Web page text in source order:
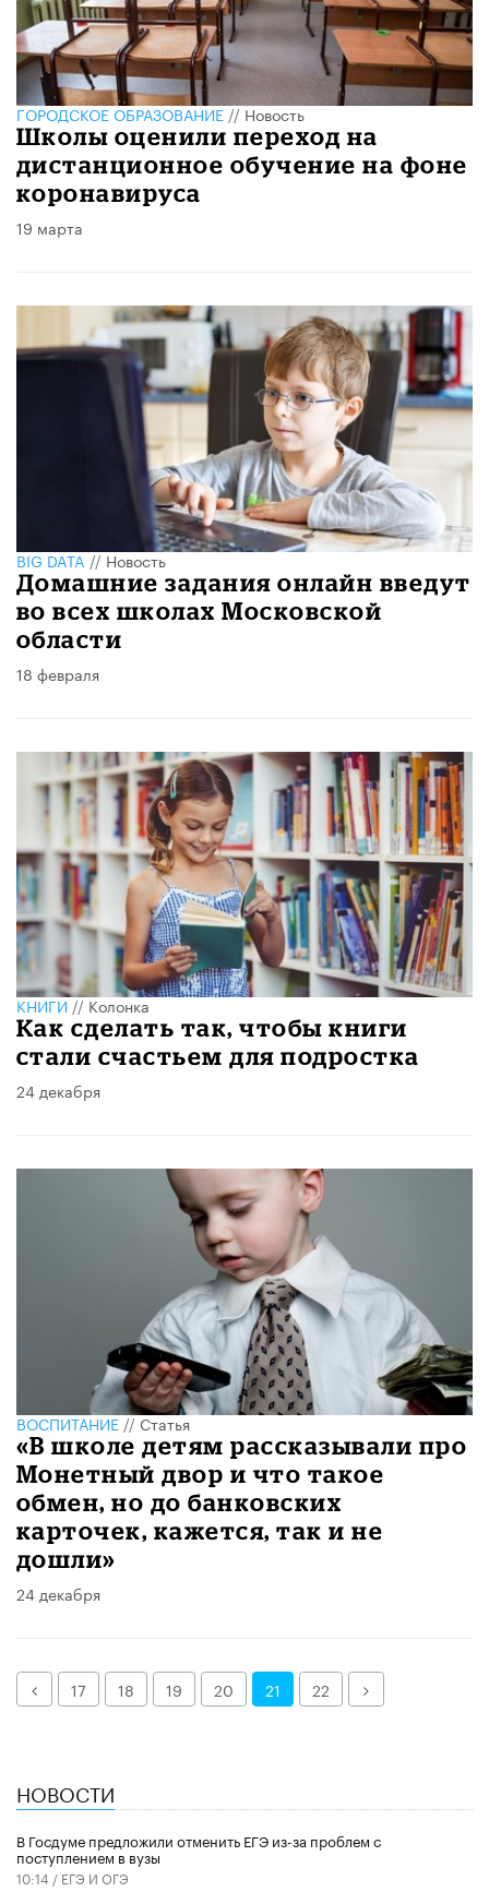
ГОРОДСКОЕ ОБРАЗОВАНИЕ//Новость
Школы оценили переход на
дистанционное обучение на фоне
коронавируса
19 марта
BIG DATA//Новость
Домашние задания онлайн введут
во всех школах Московской
области
18 февраля
КНИГИ//Колонка
Как сделать так, чтобы книги
стали счастьем для подростка
24 декабря
ВОСПИТАНИЕ//Статья
«В школе детям рассказывали про
Монетный двор и что такое
обмен, но до банковских
карточек, кажется, так и не
дошли»
24 декабря
Назад
17 18 19 20 21 22 Далее
НОВОСТИ
В Госдуме предложили отменить ЕГЭ из-за проблем с
поступлением в вузы
10:14 / ЕГЭ И ОГЭ